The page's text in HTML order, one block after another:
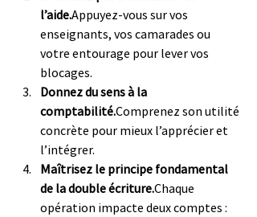
l’aide.Appuyez-vous sur vos
enseignants, vos camarades ou
votre entourage pour lever vos
blocages.
Donnez du sens à la
comptabilité.Comprenez son utilité
concrète pour mieux l’apprécier et
l’intégrer.
Maîtrisez le principe fondamental
de la double écriture.Chaque
opération impacte deux comptes :